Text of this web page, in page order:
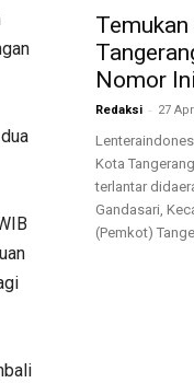
Nomor Ini
Redaksi - 27
Kota
terlantar
Gandasari,
(Pemkot)